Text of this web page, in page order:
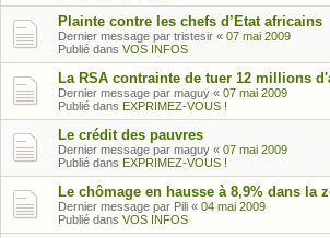
Plainte contre les chefs d’Etat africains
Dernier message par tristesir « 07 mai 2009
Publié dans VOS INFOS
La RSA contrainte de tuer 12 millions
Dernier message par maguy « 07 mai 2009
Publié dans EXPRIMEZ-VOUS !
Le crédit des pauvres
Dernier message par maguy « 07 mai 2009
Publié dans EXPRIMEZ-VOUS !
Le chômage en hausse à 8,9% dans la
Dernier message par Pili « 04 mai 2009
Publié dans VOS INFOS